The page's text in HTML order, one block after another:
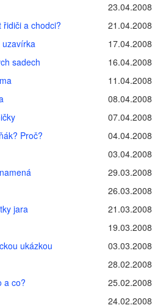
23.04.2008
řidiči a chodci?
21.04.2008
uzavírka
17.04.2008
sadech
16.04.2008
11.04.2008
08.04.2008
07.04.2008
Proč?
04.04.2008
03.04.2008
29.03.2008
26.03.2008
jara
21.03.2008
19.03.2008
ukázkou
03.03.2008
28.02.2008
a co?
25.02.2008
24.02.2008